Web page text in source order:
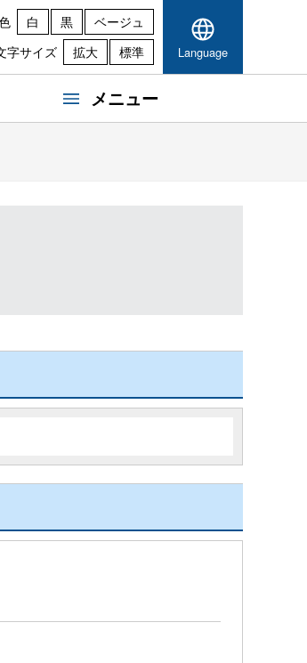
白 黒
ベージュ
字サイズ
拡大 標準 Language
メニュー